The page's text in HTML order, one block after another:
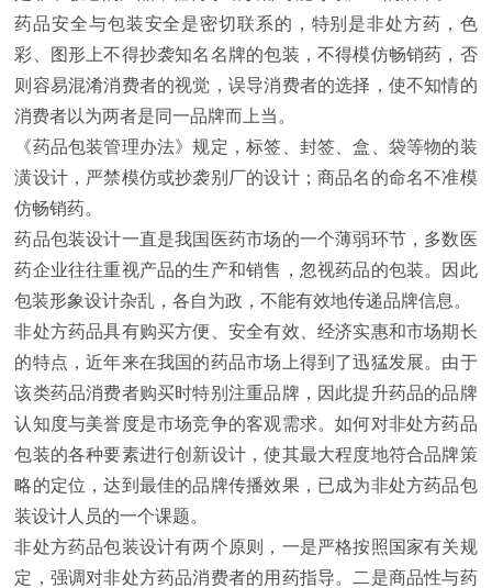
药品安全与包装安全是密切联系的，特别是非处方药，色
彩、图形上不得抄袭知名名牌的包装，不得模仿畅销药，否
则容易混淆消费者的视觉，误导消费者的选择，使不知情的
消费者以为两者是同一品牌而上当。
《药品包装管理办法》规定，标签、封签、盒、袋等物的装
潢设计，严禁模仿或抄袭别厂的设计；商品名的命名不准模
仿畅销药。
药品包装设计一直是我国医药市场的一个薄弱环节，多数医
药企业往往重视产品的生产和销售，忽视药品的包装。因此
包装形象设计杂乱，各自为政，不能有效地传递品牌信息。
非处方药品具有购买方便、安全有效、经济实惠和市场期长
的特点，近年来在我国的药品市场上得到了迅猛发展。由于
该类药品消费者购买时特别注重品牌，因此提升药品的品牌
认知度与美誉度是市场竞争的客观需求。如何对非处方药品
包装的各种要素进行创新设计，使其最大程度地符合品牌策
略的定位，达到最佳的品牌传播效果，已成为非处方药品包
装设计人员的一个课题。
非处方药品包装设计有两个原则，一是严格按照国家有关规
定，强调对非处方药品消费者的用药指导。二是商品性与药